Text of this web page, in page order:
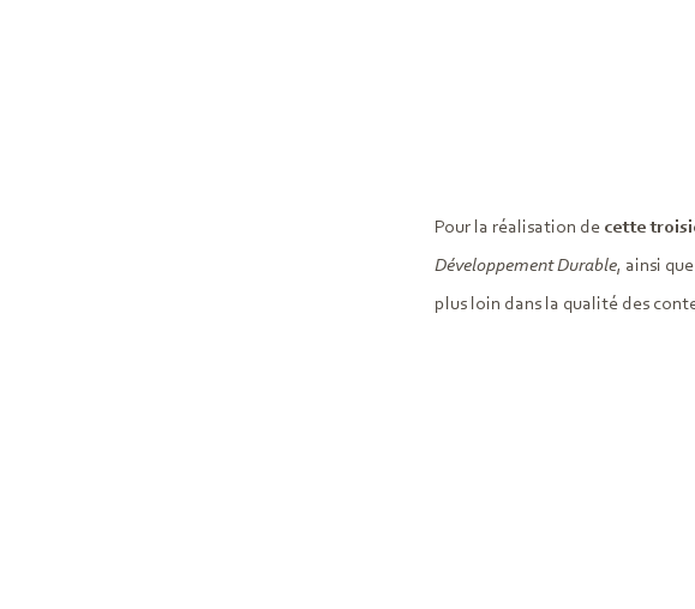
Pour la réalisation de cette
Développement Durable, ainsi
plus loin dans la qualité des